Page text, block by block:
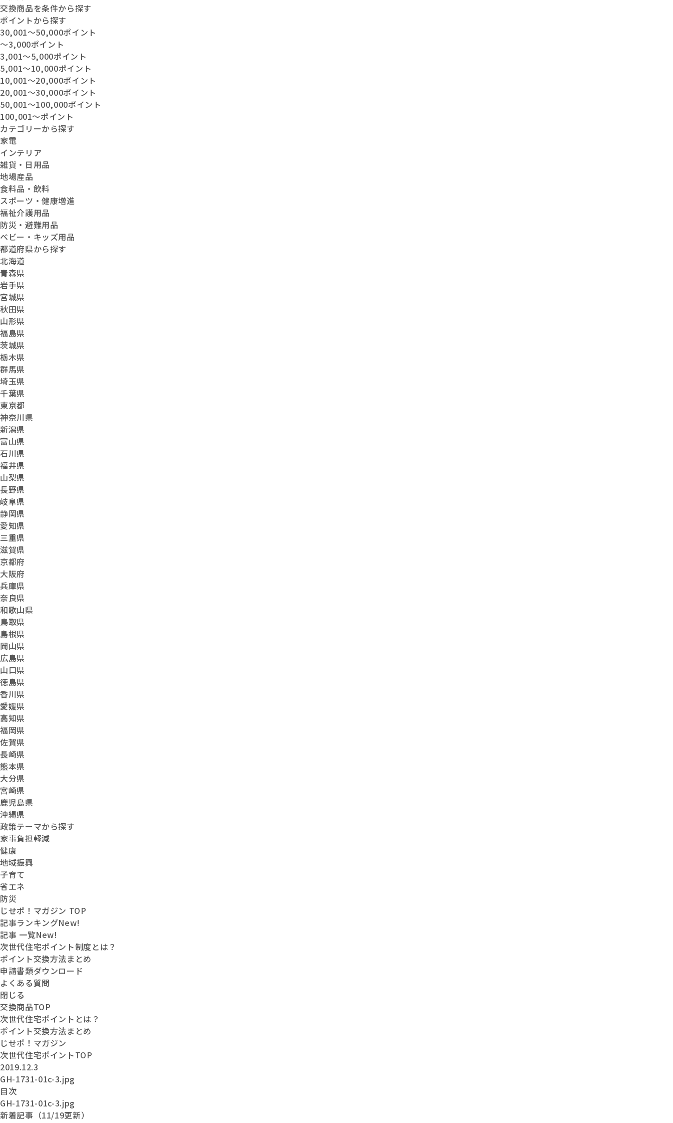
交換商品を条件から探す
ポイントから探す
30,001〜50,000ポイント
〜3,000ポイント
3,001〜5,000ポイント
5,001〜10,000ポイント
10,001〜20,000ポイント
20,001〜30,000ポイント
50,001〜100,000ポイント
100,001〜ポイント
カテゴリーから探す
家電
インテリア
雑貨・日用品
地場産品
食料品・飲料
スポーツ・健康増進
福祉介護用品
防災・避難用品
ベビー・キッズ用品
都道府県から探す
北海道
青森県
岩手県
宮城県
秋田県
山形県
福島県
茨城県
栃木県
群馬県
埼玉県
千葉県
東京都
神奈川県
新潟県
富山県
石川県
福井県
山梨県
長野県
岐阜県
静岡県
愛知県
三重県
滋賀県
京都府
大阪府
兵庫県
奈良県
和歌山県
鳥取県
島根県
岡山県
広島県
山口県
徳島県
香川県
愛媛県
高知県
福岡県
佐賀県
長崎県
熊本県
大分県
宮崎県
鹿児島県
沖縄県
政策テーマから探す
家事負担軽減
健康
地域振興
子育て
省エネ
防災
じせポ！マガジン TOP
記事ランキングNew!
記事 一覧New!
次世代住宅ポイント制度とは？
ポイント交換方法まとめ
申請書類ダウンロード
よくある質問
閉じる
交換商品TOP
次世代住宅ポイントとは？
ポイント交換方法まとめ
じせポ！ マガジン
次世代住宅ポイントTOP
2019.12.3
GH-1731-01c-3.jpg
目次
GH-1731-01c-3.jpg
新着記事（11/19更新）